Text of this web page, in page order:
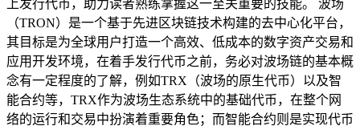
上发行代币，助力读者熟练掌握这一至关重要的技能。 波场
（TRON）是一个基于先进区块链技术构建的去中心化平台，
其目标是为全球用户打造一个高效、低成本的数字资产交易和
应用开发环境，在着手发行代币之前，务必对波场链的基本概
念有一定程度的了解，例如TRX（波场的原生代币）以及智
能合约等，TRX作为波场生态系统中的基础代币，在整个网
络的运行和交易中扮演着重要角色；而智能合约则是实现代币